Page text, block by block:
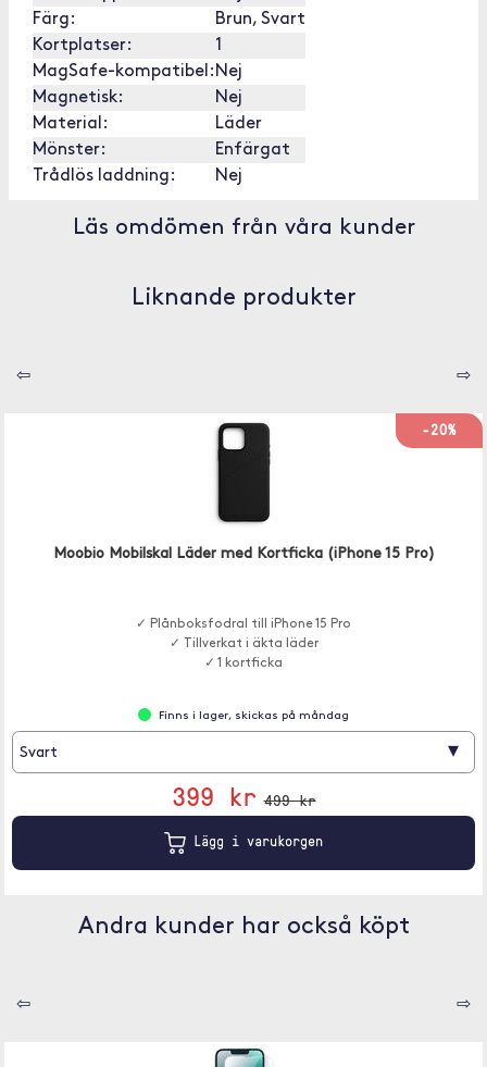
Färg:
Brun, Svart
Kortplatser:
1
MagSafe-kompatibel: Nej
Magnetisk:
Nej
Material:
Läder
Mönster:
Enfärgat
Trådlös laddning:
Nej
Läs omdömen från våra kunder
Liknande produkter
⇦ ⇨
-20%
Moobio Mobilskal Läder med Kortficka (iPhone 15 Pro)
✓ Plånboksfodral till iPhone 15 Pro
✓ Tillverkat i äkta läder
✓ 1 kortficka
Finns i lager, skickas på måndag
Svart ▾
399 kr 499 kr
Lägg i varukorgen
Andra kunder har också köpt
⇦ ⇨